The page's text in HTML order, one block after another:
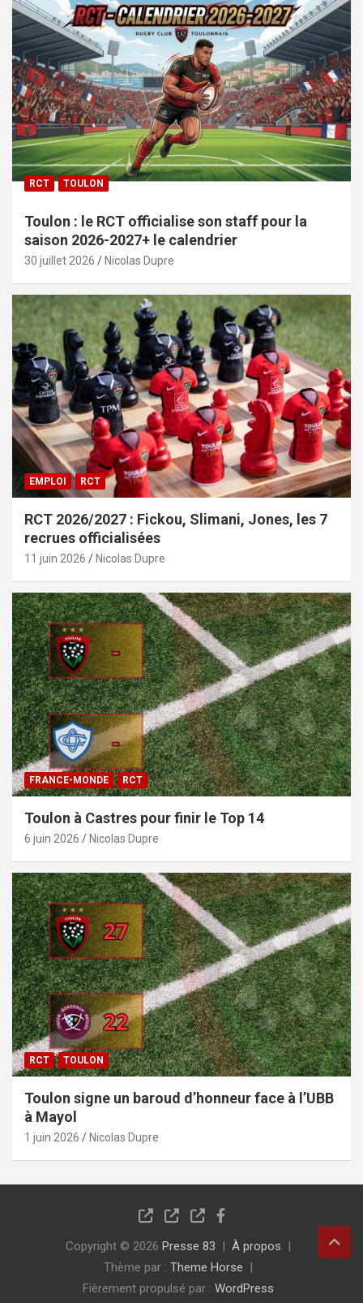
RCT TOULON
Toulon : le RCT officialise son staff pour la
saison 2026-2027+ le calendrier
30 juillet 2026 Nicolas Dupre
EMPLOI RCT
RCT 2026/2027 : Fickou, Slimani, Jones, les 7
recrues officialisées
11 juin 2026 Nicolas Dupre
FRANCE-MONDE RCT
Toulon à Castres pour finir le Top 14
6 juin 2026 Nicolas Dupre
RCT TOULON
Toulon signe un baroud d’honneur face à l’UBB
à Mayol
1 juin 2026 Nicolas Dupre
Copyright © 2026 Presse 83
À propos
Thème par : Theme Horse
Fièrement propulsé par : WordPress